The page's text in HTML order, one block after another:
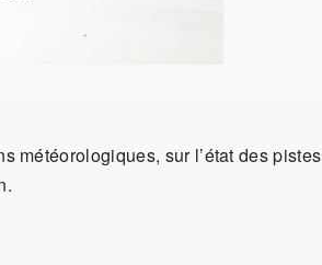
météorologiques, sur l’état des pistes